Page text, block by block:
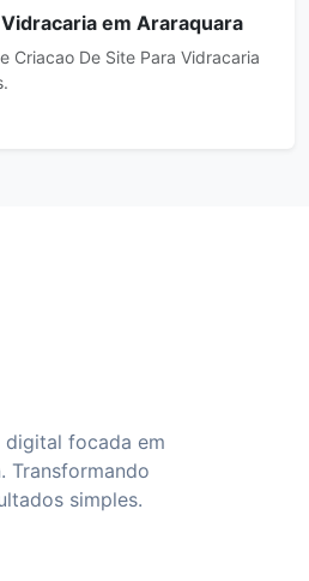
em Araraquara
Criacao De Site Para Vidracaria
digital focada em
Transformando
simples.